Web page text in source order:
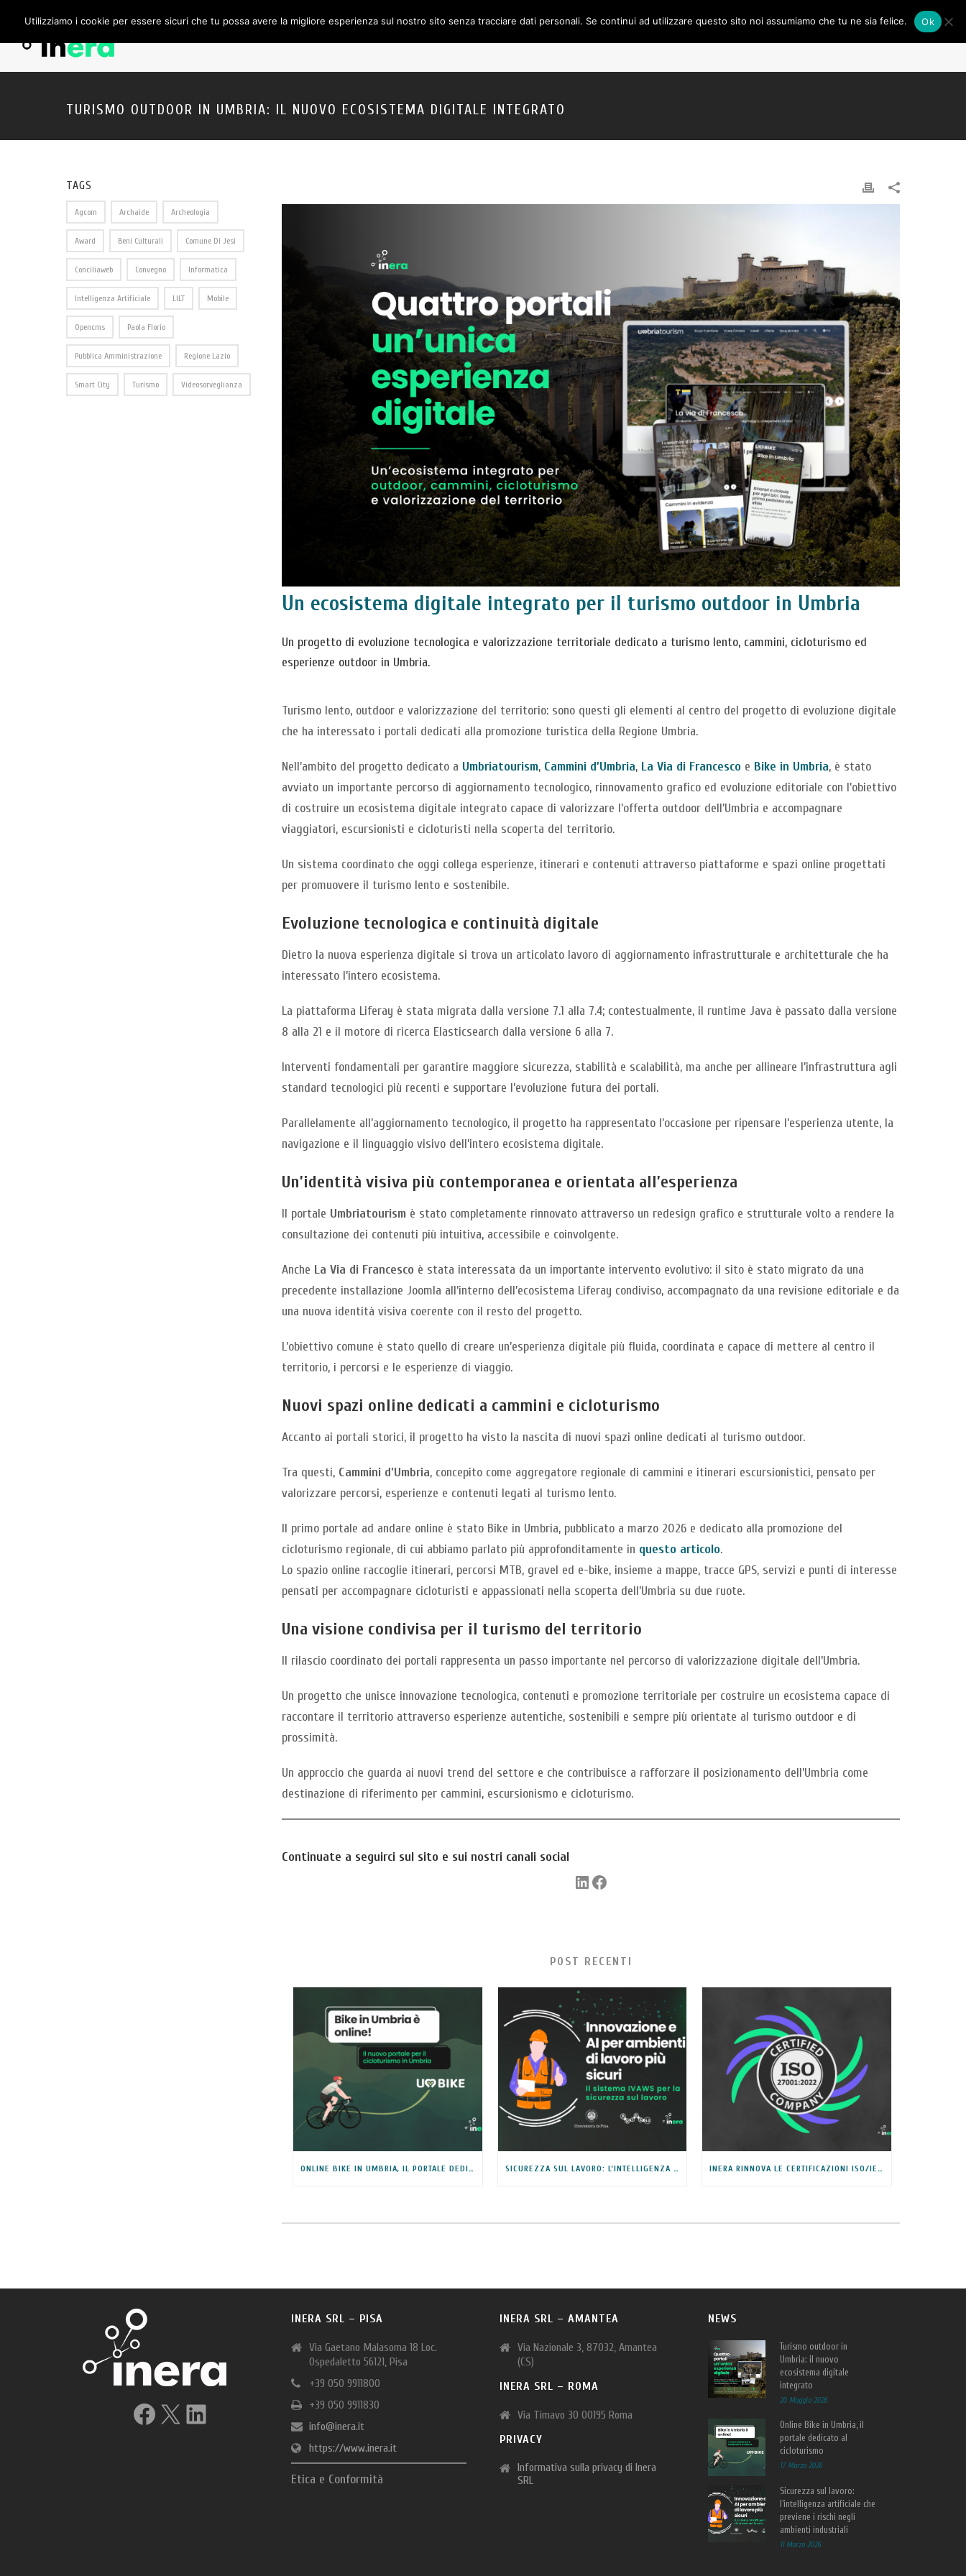
TURISMO OUTDOOR IN UMBRIA: IL NUOVO ECOSISTEMA DIGITALE INTEGRATO
Un ecosistema digitale integrato per il turismo outdoor in Umbria
Un progetto di evoluzione tecnologica e valorizzazione territoriale dedicato a turismo lento, cammini, cicloturismo ed
esperienze outdoor in Umbria.
Turismo lento, outdoor e valorizzazione del territorio: sono questi gli elementi al centro del progetto di evoluzione digitale
che ha interessato i portali dedicati alla promozione turistica della Regione Umbria.
Nell’ambito del progetto dedicato a Umbriatourism, Cammini d’Umbria, La Via di Francesco e Bike in Umbria, è stato
avviato un importante percorso di aggiornamento tecnologico, rinnovamento grafico ed evoluzione editoriale con l’obiettivo
di costruire un ecosistema digitale integrato capace di valorizzare l’offerta outdoor dell’Umbria e accompagnare
viaggiatori, escursionisti e cicloturisti nella scoperta del territorio.
Un sistema coordinato che oggi collega esperienze, itinerari e contenuti attraverso piattaforme e spazi online progettati
per promuovere il turismo lento e sostenibile.
Evoluzione tecnologica e continuità digitale
Dietro la nuova esperienza digitale si trova un articolato lavoro di aggiornamento infrastrutturale e architetturale che ha
interessato l’intero ecosistema.
La piattaforma Liferay è stata migrata dalla versione 7.1 alla 7.4; contestualmente, il runtime Java è passato dalla versione
8 alla 21 e il motore di ricerca Elasticsearch dalla versione 6 alla 7.
Interventi fondamentali per garantire maggiore sicurezza, stabilità e scalabilità, ma anche per allineare l’infrastruttura agli
standard tecnologici più recenti e supportare l’evoluzione futura dei portali.
Parallelamente all’aggiornamento tecnologico, il progetto ha rappresentato l’occasione per ripensare l’esperienza utente, la
navigazione e il linguaggio visivo dell’intero ecosistema digitale.
Un’identità visiva più contemporanea e orientata all’esperienza
Il portale Umbriatourism è stato completamente rinnovato attraverso un redesign grafico e strutturale volto a rendere la
consultazione dei contenuti più intuitiva, accessibile e coinvolgente.
Anche La Via di Francesco è stata interessata da un importante intervento evolutivo: il sito è stato migrato da una
precedente installazione Joomla all’interno dell’ecosistema Liferay condiviso, accompagnato da una revisione editoriale e da
una nuova identità visiva coerente con il resto del progetto.
L’obiettivo comune è stato quello di creare un’esperienza digitale più fluida, coordinata e capace di mettere al centro il
territorio, i percorsi e le esperienze di viaggio.
Nuovi spazi online dedicati a cammini e cicloturismo
Accanto ai portali storici, il progetto ha visto la nascita di nuovi spazi online dedicati al turismo outdoor.
Tra questi, Cammini d’Umbria, concepito come aggregatore regionale di cammini e itinerari escursionistici, pensato per
valorizzare percorsi, esperienze e contenuti legati al turismo lento.
Il primo portale ad andare online è stato Bike in Umbria, pubblicato a marzo 2026 e dedicato alla promozione del
cicloturismo regionale, di cui abbiamo parlato più approfonditamente in questo articolo.
Lo spazio online raccoglie itinerari, percorsi MTB, gravel ed e-bike, insieme a mappe, tracce GPS, servizi e punti di interesse
pensati per accompagnare cicloturisti e appassionati nella scoperta dell’Umbria su due ruote.
Una visione condivisa per il turismo del territorio
Il rilascio coordinato dei portali rappresenta un passo importante nel percorso di valorizzazione digitale dell’Umbria.
Un progetto che unisce innovazione tecnologica, contenuti e promozione territoriale per costruire un ecosistema capace di
raccontare il territorio attraverso esperienze autentiche, sostenibili e sempre più orientate al turismo outdoor e di
prossimità.
Un approccio che guarda ai nuovi trend del settore e che contribuisce a rafforzare il posizionamento dell’Umbria come
destinazione di riferimento per cammini, escursionismo e cicloturismo.
Continuate a seguirci sul sito e sui nostri canali social
LinkedIn
Facebook
POST RECENTI
ONLINE BIKE IN UMBRIA, IL PORTALE DEDICATO AL CICLOTURISMO SICUREZZA SUL LAVORO: L’INTELLIGENZA ARTIFICIALE CHE PREVIENE I RISCHI NEGLI AMBIENTI INDUSTRIALI INERA RINNOVA LE CERTIFICAZIONI ISO/IEC 27001
TAGS
Agcom Archaide Archeologia
Award Beni Culturali Comune Di Jesi
Conciliaweb Convegno Informatica
Intelligenza Artificiale LILT Mobile
Opencms Paola Florio
Pubblica Amministrazione Regione Lazio
Smart City Turismo Videosorveglianza
Facebook
X LinkedIn
INERA SRL – PISA
Via Gaetano Malasoma 18 Loc.
Ospedaletto 56121, Pisa
+39 050 9911800
+39 050 9911830
info@inera.it
https://www.inera.it
Etica e Conformità
INERA SRL – AMANTEA
Via Nazionale 3, 87032, Amantea
(CS)
INERA SRL – ROMA
Via Timavo 30 00195 Roma
PRIVACY
Informativa sulla privacy di Inera
SRL
NEWS
Turismo outdoor in
Umbria: il nuovo
ecosistema digitale
integrato
20 Maggio 2026
Online Bike in Umbria, il
portale dedicato al
cicloturismo
17 Marzo 2026
Sicurezza sul lavoro:
l’intelligenza artificiale che
previene i rischi negli
ambienti industriali
11 Marzo 2026
Utilizziamo i cookie per essere sicuri che tu possa avere la migliore esperienza sul nostro sito senza tracciare dati personali. Se continui ad utilizzare questo sito noi assumiamo che tu ne sia felice. Ok